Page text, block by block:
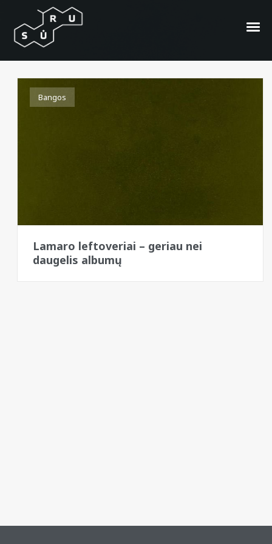
Aftermath Entertainment
Bangos
Lamaro leftoveriai – geriau nei
daugelis albumų